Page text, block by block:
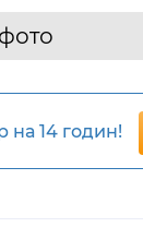
14 годин!